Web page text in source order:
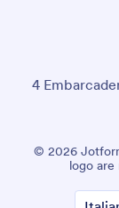
4
© 2026
logo